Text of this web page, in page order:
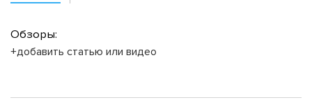
Обзоры:
+добавить статью или видео